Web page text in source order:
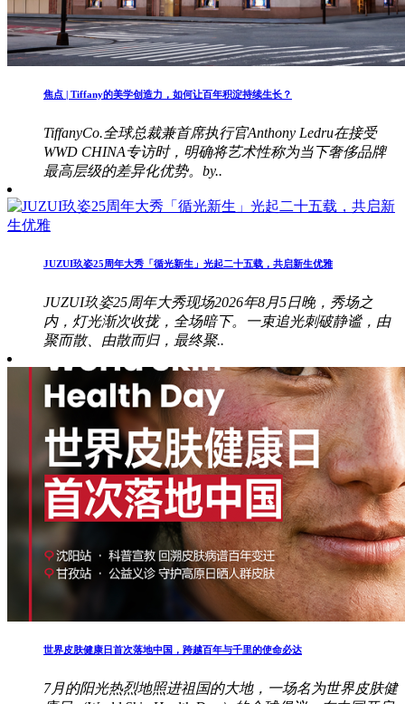
焦点 | Tiffany的美学创造力，如何让百年积淀持续生长？
TiffanyCo.全球总裁兼首席执行官Anthony Ledru在接受
WWD CHINA专访时，明确将艺术性称为当下奢侈品牌
最高层级的差异化优势。by..
JUZUI玖姿25周年大秀「循光新生」光起二十五载，共启新生优雅
JUZUI玖姿25周年大秀现场2026年8月5日晚，秀场之
内，灯光渐次收拢，全场暗下。一束追光刺破静谧，由
聚而散、由散而归，最终聚..
世界皮肤健康日首次落地中国，跨越百年与千里的使命必达
7月的阳光热烈地照进祖国的大地，一场名为世界皮肤健